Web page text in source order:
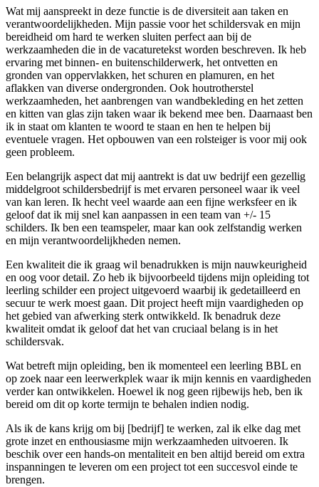
Wat mij aanspreekt in deze functie is de diversiteit aan taken en
verantwoordelijkheden. Mijn passie voor het schildersvak en mijn
bereidheid om hard te werken sluiten perfect aan bij de
werkzaamheden die in de vacaturetekst worden beschreven. Ik heb
ervaring met binnen- en buitenschilderwerk, het ontvetten en
gronden van oppervlakken, het schuren en plamuren, en het
aflakken van diverse ondergronden. Ook houtrotherstel
werkzaamheden, het aanbrengen van wandbekleding en het zetten
en kitten van glas zijn taken waar ik bekend mee ben. Daarnaast ben
ik in staat om klanten te woord te staan en hen te helpen bij
eventuele vragen. Het opbouwen van een rolsteiger is voor mij ook
geen probleem.
Een belangrijk aspect dat mij aantrekt is dat uw bedrijf een gezellig
middelgroot schildersbedrijf is met ervaren personeel waar ik veel
van kan leren. Ik hecht veel waarde aan een fijne werksfeer en ik
geloof dat ik mij snel kan aanpassen in een team van +/- 15
schilders. Ik ben een teamspeler, maar kan ook zelfstandig werken
en mijn verantwoordelijkheden nemen.
Een kwaliteit die ik graag wil benadrukken is mijn nauwkeurigheid
en oog voor detail. Zo heb ik bijvoorbeeld tijdens mijn opleiding tot
leerling schilder een project uitgevoerd waarbij ik gedetailleerd en
secuur te werk moest gaan. Dit project heeft mijn vaardigheden op
het gebied van afwerking sterk ontwikkeld. Ik benadruk deze
kwaliteit omdat ik geloof dat het van cruciaal belang is in het
schildersvak.
Wat betreft mijn opleiding, ben ik momenteel een leerling BBL en
op zoek naar een leerwerkplek waar ik mijn kennis en vaardigheden
verder kan ontwikkelen. Hoewel ik nog geen rijbewijs heb, ben ik
bereid om dit op korte termijn te behalen indien nodig.
Als ik de kans krijg om bij [bedrijf] te werken, zal ik elke dag met
grote inzet en enthousiasme mijn werkzaamheden uitvoeren. Ik
beschik over een hands-on mentaliteit en ben altijd bereid om extra
inspanningen te leveren om een project tot een succesvol einde te
brengen.